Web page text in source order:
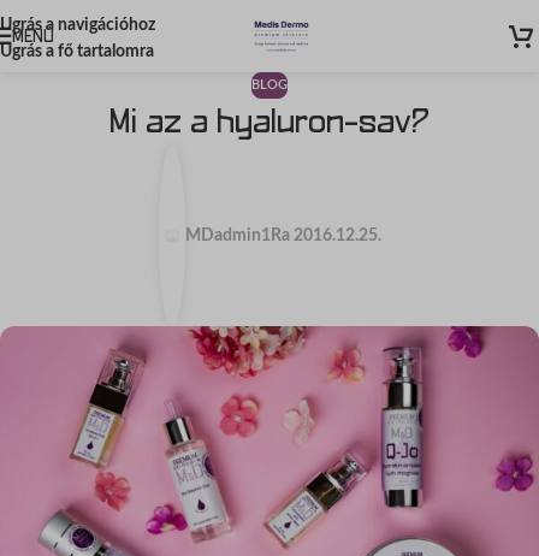
Ugrás a navigációhoz
Ugrás a fő tartalomra
MENÜ
BLOG
Mi az a hyaluron-sav?
MDadmin1 Ra 2016.12.25.